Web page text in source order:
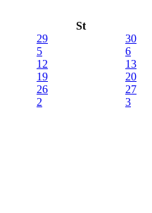
St
29
30
5
6
12
13
19
20
26
27
2 3